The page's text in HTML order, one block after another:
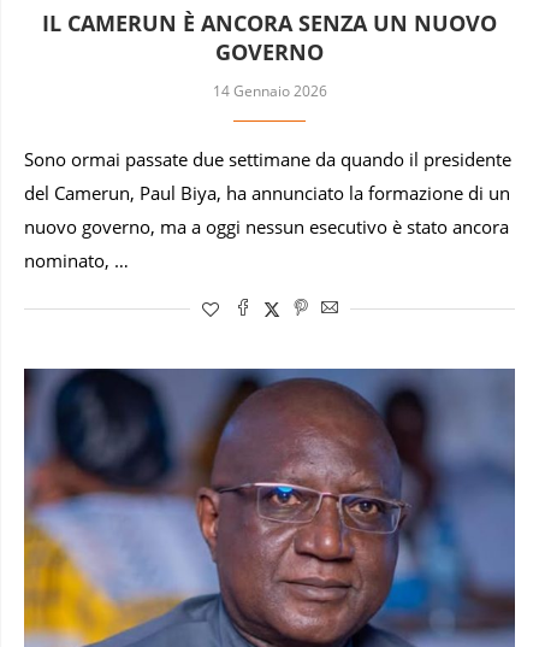
IL CAMERUN È ANCORA SENZA UN NUOVO
GOVERNO
14 Gennaio 2026
Sono ormai passate due settimane da quando il presidente
del Camerun, Paul Biya, ha annunciato la formazione di un
nuovo governo, ma a oggi nessun esecutivo è stato ancora
nominato, …